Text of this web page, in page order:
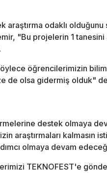
araştırma odaklı
"Bu projelerin 1 tanesini
öğrencilerimizin
de olsa gidermiş olduk"
destek olmaya
araştırmaları kalmasın
olmaya devam
TEKNOFEST'e